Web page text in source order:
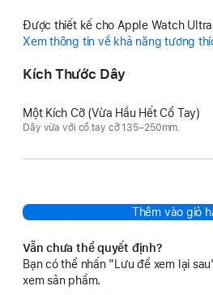
Được thiết kế cho Apple Watch
Xem thông tin về khả năng tương
Kích Thước Dây
Một Kích Cỡ (Vừa Hầu Hết Cổ Tay)
Dây vừa với cổ tay cỡ 135–250mm.
Thêm vào giỏ
Vẫn chưa thể quyết định?
Bạn có thể nhấn "Lưu để xem lại
xem sản phẩm.